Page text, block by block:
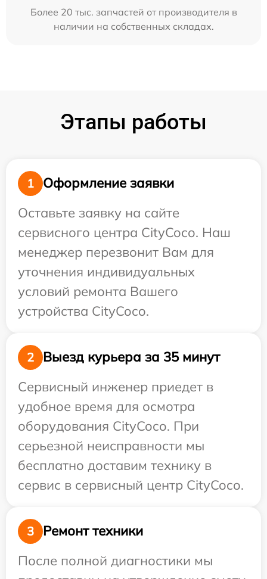
Более 20 тыс. запчастей от производителя в
наличии на собственных складах.
Этапы работы
1
Оформление заявки
Оставьте заявку на сайте
сервисного центра CityCoco. Наш
менеджер перезвонит Вам для
уточнения индивидуальных
условий ремонта Вашего
устройства CityCoco.
2
Выезд курьера за 35 минут
Сервисный инженер приедет в
удобное время для осмотра
оборудования CityCoco. При
серьезной неисправности мы
бесплатно доставим технику в
сервис в сервисный центр CityCoco.
3
Ремонт техники
После полной диагностики мы